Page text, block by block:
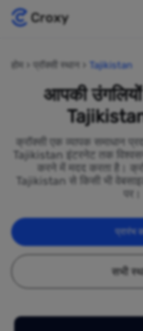
होम प्रॉक्सी स्थान Tajikistan
आपकी उंगलियों
Tajikistan
क्रॉक्सी एक व्यापक समाधान
Tajikistan इंटरनेट तक
करने में मदद करता है।
Tajikistan से किसी भी
पर।
प्रारंभ
सभी